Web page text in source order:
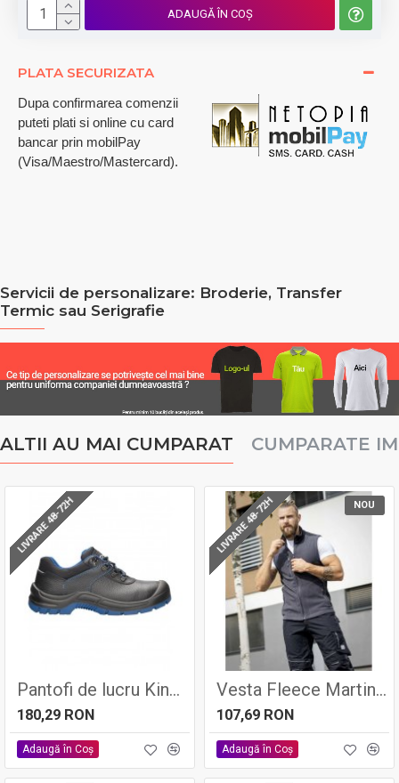
ADAUGĂ ÎN COŞ
PLATA SECURIZATA
Dupa confirmarea comenzii
puteti plati si online cu card
bancar prin mobilPay
(Visa/Maestro/Mastercard).
Servicii de personalizare: Broderie, Transfer
Termic sau Serigrafie
ALTII AU MAI CUMPARAT CUMPARATE
LIVRARE 48-72H
Pantofi de lucru Kinglow S3 - Ardon
180,29 RON
Adaugă în Coş
LIVRARE 48-72H NOU
Vesta Fleece Martin Gri Inchis
107,69 RON
Adaugă în Coş